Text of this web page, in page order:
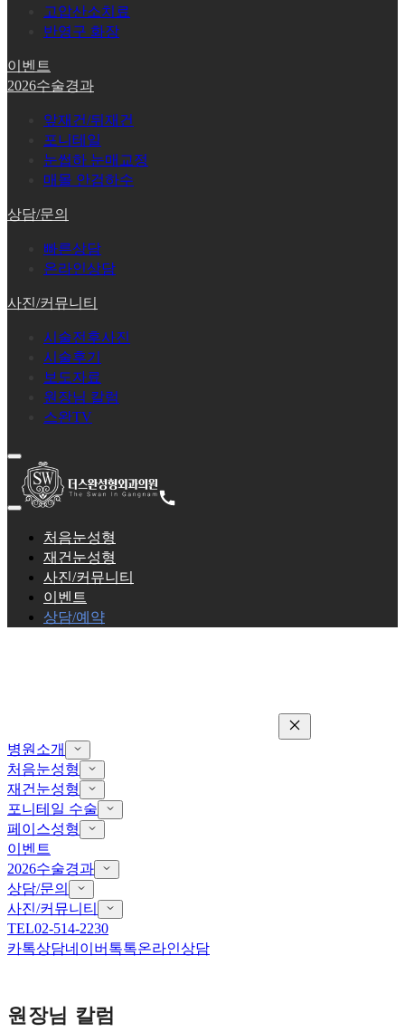
고압산소치료
반영구 화장
이벤트
2026수술경과
앞재건/뒤재건
포니테일
눈썹하 눈매교정
매몰 안검하수
상담/문의
빠른상담
온라인상담
사진/커뮤니티
시술전후사진
시술후기
보도자료
원장님 칼럼
스완TV
처음눈성형
재건눈성형
사진/커뮤니티
이벤트
상담/예약
병원소개
처음눈성형
재건눈성형
포니테일 수술
페이스성형
이벤트
2026수술경과
상담/문의
사진/커뮤니티
TEL02-514-2230
카톡상담네이버톡톡온라인상담
원장님 칼럼